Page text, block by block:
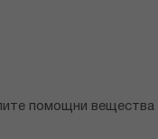
помощни вещества